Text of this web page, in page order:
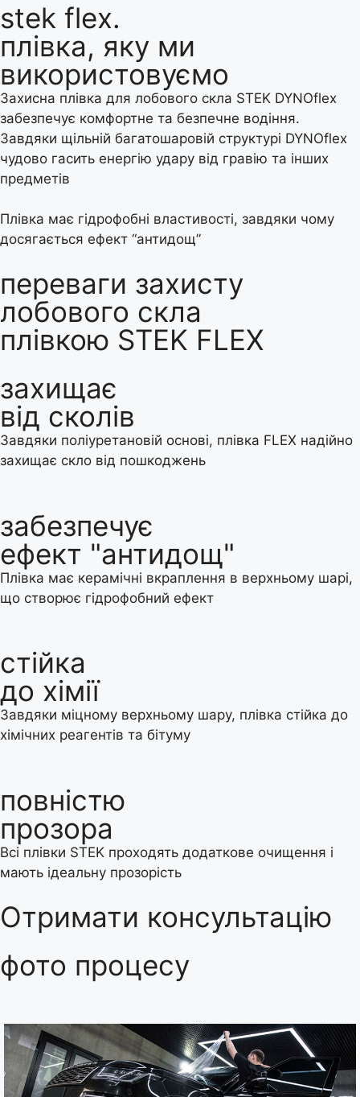
stek flex.
плівка, яку ми
використовуємо
Захисна плівка для лобового скла STEK DYNOflex
забезпечує комфортне та безпечне водіння.
Завдяки щільній багатошаровій структурі DYNOflex
чудово гасить енергію удару від гравію та інших
предметів
Плівка має гідрофобні властивості, завдяки чому
досягається ефект “антидощ”
переваги захисту
лобового скла
плівкою STEK FLEX
захищає
від сколів
Завдяки поліуретановій основі, плівка FLEX надійно
захищає скло від пошкоджень
забезпечує
ефект "антидощ"
Плівка має керамічні вкраплення в верхньому шарі,
що створює гідрофобний ефект
стійка
до хімії
Завдяки міцному верхньому шару, плівка стійка до
хімічних реагентів та бітуму
повністю
прозора
Всі плівки STEK проходять додаткове очищення і
мають ідеальну прозорість
Отримати консультацію
фото процесу